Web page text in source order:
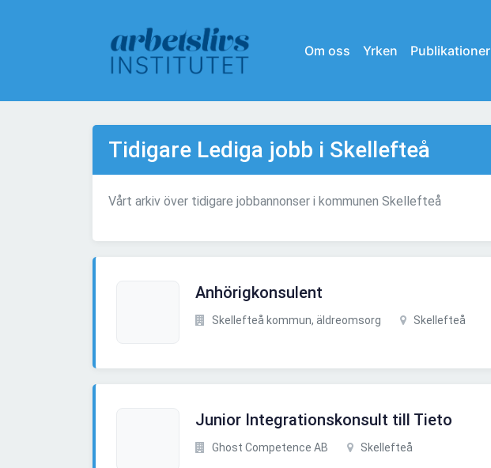
Om oss Yrken Publikationer
Tidigare Lediga jobb i Skellefteå
Vårt arkiv över tidigare jobbannonser i kommunen Skellefteå
Anhörigkonsulent
Skellefteå kommun, äldreomsorg Skellefteå
Junior Integrationskonsult till Tieto
Ghost Competence AB Skellefteå